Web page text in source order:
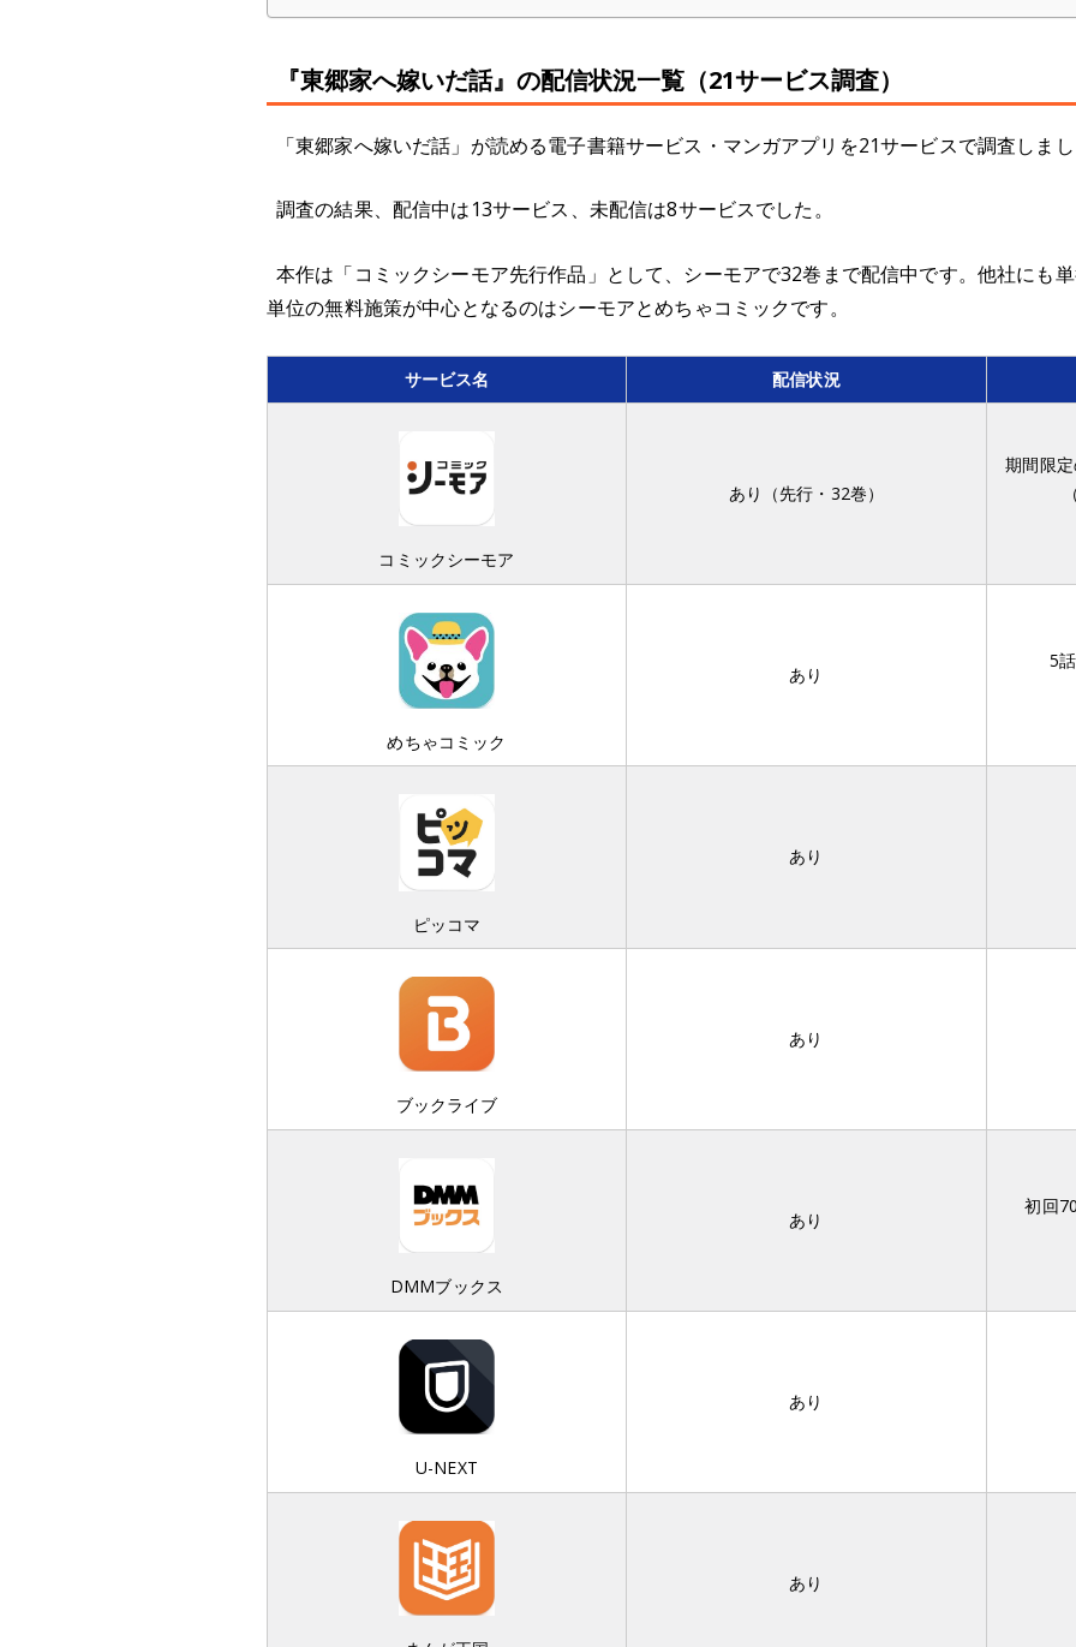
『東郷家へ嫁いだ話』の配信状況一覧（21サービス調査）
「東郷家へ嫁いだ話」が読める電子書籍サービス・マンガアプリを21サービスで調査しま
調査の結果、配信中は13サービス、未配信は8サービスでした。
本作は「コミックシーモア先行作品」として、シーモアで32巻まで配信中です。他社にも
単位の無料施策が中心となるのはシーモアとめちゃコミックです。
サービス名 配信状況
コミックシーモア
あり（先行・32巻）
期間限
めちゃコミック
あり
5
ピッコマ
あり
ブックライブ
あり
DMMブックス
あり
初回
U-NEXT
あり
あり